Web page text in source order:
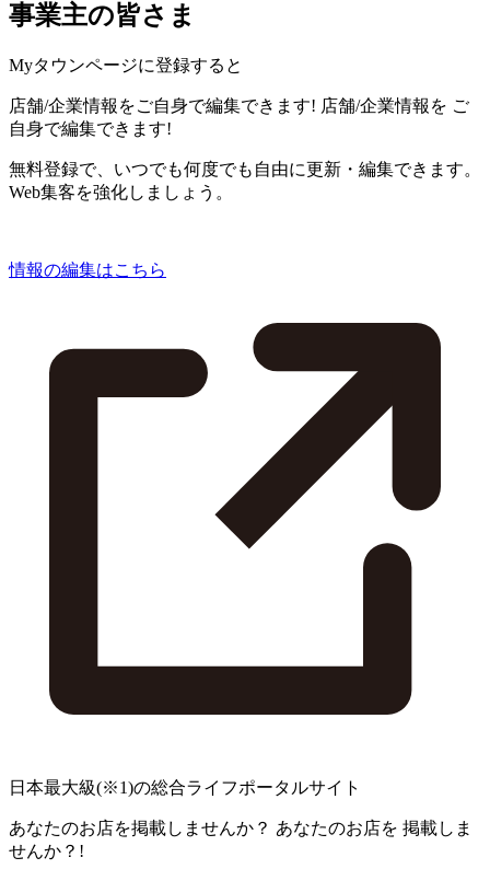
事業主の皆さま
Myタウンページに登録すると
店舗/企業情報をご自身で編集できます! 店舗/企業情報を ご
自身で編集できます!
無料登録で、いつでも何度でも自由に更新・編集できます。
Web集客を強化しましょう。
情報の編集はこちら
日本最大級(※1)の総合ライフポータルサイト
あなたのお店を掲載しませんか？ あなたのお店を 掲載しま
せんか？!